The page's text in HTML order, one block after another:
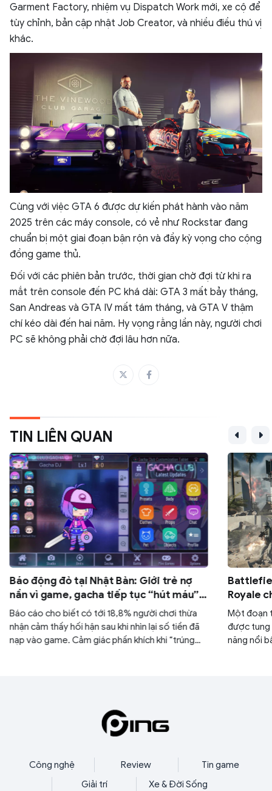
Garment Factory, nhiệm vụ Dispatch Work mới, xe cộ để
tùy chỉnh, bản cập nhật Job Creator, và nhiều điều thú vị
khác.
Cùng với việc GTA 6 được dự kiến phát hành vào năm
2025 trên các máy console, có vẻ như Rockstar đang
chuẩn bị một giai đoạn bận rộn và đầy kỳ vọng cho cộng
đồng game thủ.
Đối với các phiên bản trước, thời gian chờ đợi từ khi ra
mắt trên console đến PC khá dài: GTA 3 mất bảy tháng,
San Andreas và GTA IV mất tám tháng, và GTA V thậm
chí kéo dài đến hai năm. Hy vọng rằng lần này, người chơi
PC sẽ không phải chờ đợi lâu hơn nữa.
TIN LIÊN QUAN
Báo động đỏ tại Nhật Bản: Giới trẻ nợ
nần vì game, gacha tiếp tục “hút máu”
người chơi U30
Báo cáo cho biết có tới 18,8% người chơi thừa
nhận cảm thấy hối hận sau khi nhìn lại số tiền đã
nạp vào game. Cảm giác phấn khích khi “trúng
Royale
người
Một đoạn
được tung
năng nổi
Công nghệ Review
Tin game
Giải trí
Xe & Đời Sống